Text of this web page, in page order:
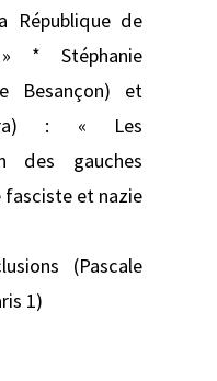
République de
» * Stéphanie
Besançon) et
: « Les
des gauches
fasciste et nazie
(Pascale
1)